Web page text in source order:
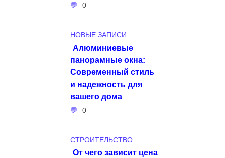
0
НОВЫЕ ЗАПИСИ
Алюминиевые
панорамные окна:
Современный стиль
и надежность для
вашего дома
0
СТРОИТЕЛЬСТВО
От чего зависит цена